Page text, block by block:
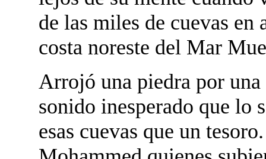
de las miles de cuevas
costa noreste del Mar
Arrojó una piedra por
sonido inesperado que lo
esas cuevas que un